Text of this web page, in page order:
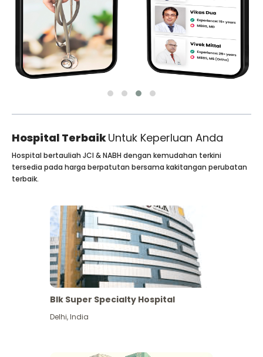
Hospital TerbaikUntuk Keperluan Anda
Hospital bertauliah JCI & NABH dengan kemudahan terkini
tersedia pada harga berpatutan bersama kakitangan perubatan
terbaik.
Blk Super Specialty Hospital
Delhi,India